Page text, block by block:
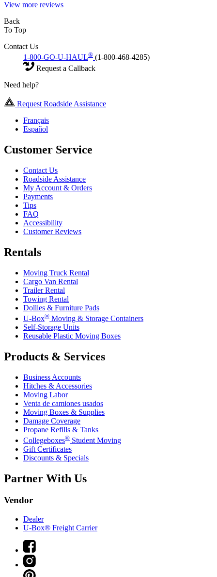
View more reviews
Back
To Top
Contact Us
1-800-GO-U-HAUL® (1-800-468-4285)
Request a Callback
Need help?
Request Roadside Assistance
Français
Español
Customer Service
Contact Us
Roadside Assistance
My Account & Orders
Payments
Tips
FAQ
Accessibility
Customer Reviews
Rentals
Moving Truck Rental
Cargo Van Rental
Trailer Rental
Towing Rental
Dollies & Furniture Pads
U-Box® Moving & Storage Containers
Self-Storage Units
Reusable Plastic Moving Boxes
Products & Services
Business Accounts
Hitches & Accessories
Moving Labor
Venta de camiones usados
Moving Boxes & Supplies
Damage Coverage
Propane Refills & Tanks
Collegeboxes® Student Moving
Gift Certificates
Discounts & Specials
Partner With Us
Vendor
Dealer
U-Box® Freight Carrier